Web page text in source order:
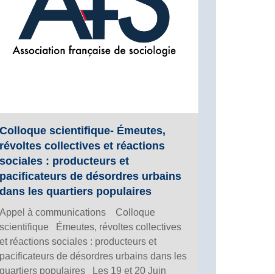
Colloque scientifique- Émeutes,
révoltes collectives et réactions
sociales : producteurs et
pacificateurs de désordres urbains
dans les quartiers populaires
Appel à communications Colloque
scientifique Émeutes, révoltes collectives
et réactions sociales : producteurs et
pacificateurs de désordres urbains dans les
quartiers populaires Les 19 et 20 Juin